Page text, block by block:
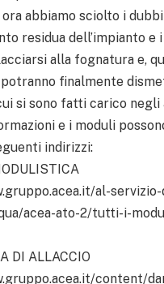
abbiamo sciolto i
residua dell’impianto e
alla fognatura e,
finalmente
si sono fatti carico negli
e i moduli
indirizzi:
al-
acea-ato-2/tutti-i-
DI ALLACCIO
content/